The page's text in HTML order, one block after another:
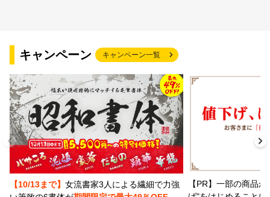
キャンペーン キャンペーン一覧
【10/13まで】 女流書家3人による繊細で力強
【PR】一部の商品